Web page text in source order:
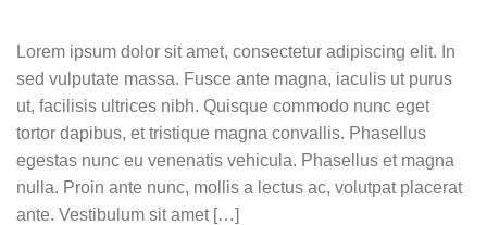
Lorem ipsum dolor sit amet, consectetur adipiscing elit. In
sed vulputate massa. Fusce ante magna, iaculis ut purus
ut, facilisis ultrices nibh. Quisque commodo nunc eget
tortor dapibus, et tristique magna convallis. Phasellus
egestas nunc eu venenatis vehicula. Phasellus et magna
nulla. Proin ante nunc, mollis a lectus ac, volutpat placerat
ante. Vestibulum sit amet […]